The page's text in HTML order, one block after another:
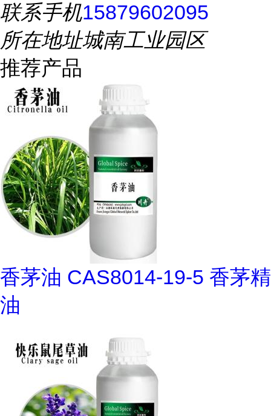
联系手机15879602095
所在地址城南工业园区
推荐产品
香茅油 CAS8014-19-5 香茅精
油